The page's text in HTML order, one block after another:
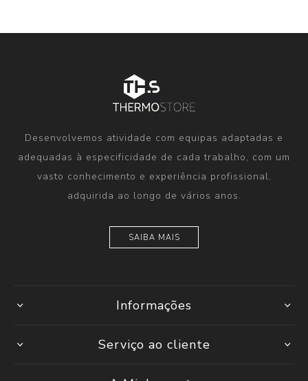
Desenvolvemos atividade com equipas adaptadas e
adequadas à especificidade de cada trabalho, com um
vasto conhecimento e experiência profissional,
adquirida ao longo de vários anos.
SAIBA MAIS
Informações
Serviço ao cliente